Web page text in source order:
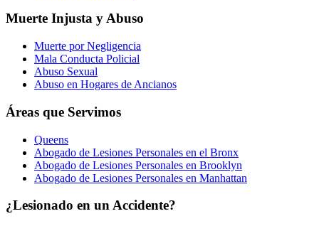
Muerte Injusta y Abuso
Muerte por Negligencia
Mala Conducta Policial
Abuso Sexual
Abuso en Hogares de Ancianos
Áreas que Servimos
Queens
Abogado de Lesiones Personales en el Bronx
Abogado de Lesiones Personales en Brooklyn
Abogado de Lesiones Personales en Manhattan
¿Lesionado en un Accidente?